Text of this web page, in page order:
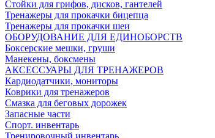
Стойки для грифов, дисков, гантелей
Тренажеры для прокачки бицепца
Тренажеры для прокачки шеи
ОБОРУДОВАНИЕ ДЛЯ ЕДИНОБОРСТВ
Боксерские мешки, груши
Манекены, боксмены
АКСЕССУАРЫ ДЛЯ ТРЕНАЖЕРОВ
Кардиодатчики, мониторы
Коврики для тренажеров
Смазка для беговых дорожек
Запасные части
Спорт. инвентарь
Тренировочный инвентарь